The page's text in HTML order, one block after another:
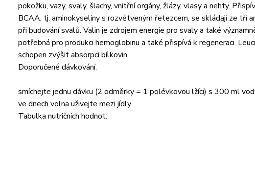
pokožku, vazy, svaly, šlachy, vnitřní orgány, žlázy, vlasy a nehty.
BCAA, tj. aminokyseliny s rozvětveným řetezcem, se skládají ze tří
při budování svalů. Valin je zdrojem energie pro svaly a také
potřebná pro produkci hemoglobinu a také přispívá k regeneraci.
schopen zvýšit absorpci bílkovin.
Doporučené dávkování:
smíchejte jednu dávku (2 odměrky = 1 polévkovou lžíci) s 300 ml
ve dnech volna uživejte mezi jídly
Tabulka nutričních hodnot: